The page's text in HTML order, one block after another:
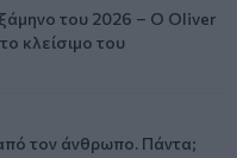
του 2026 – Ο Oliver
κλείσιμο του
τον άνθρωπο. Πάντα;